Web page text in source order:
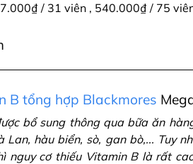
/ 31 viên , 540.000₫ / 75
B tổng hợp Blackmores
bổ sung thông qua bữa ăn
Lan, hàu biển, sò, gan bò,... Tuy
nguy cơ thiếu Vitamin B là rất